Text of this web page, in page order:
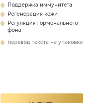
Поддержка иммунитета
Регенерация кожи
Регуляция гормонального
фона
перевод текста на упаковке